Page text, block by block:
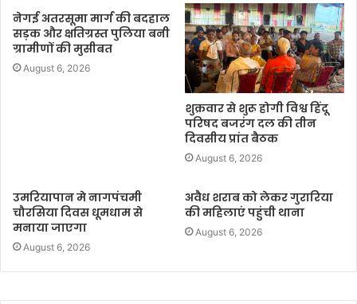
नेगई अतरसूमा मार्ग की बदहाल
सड़क और क्षतिग्रस्त पुलिया बनी
ग्रामीणों की मुसीबत
August 6, 2026
शुक्रवार से शुरू होगी विश्व हिंदू
परिषद बजरंग दल की तीन
दिवसीय प्रांत बैठक
August 6, 2026
उमरियापान मे नागपंचमी
चौरसिया दिवस धूमधाम से
मनाया जाएगा
August 6, 2026
अवैध शराब को लेकर गुरारिया
की महिलाएं पहुंची थाना
August 6, 2026